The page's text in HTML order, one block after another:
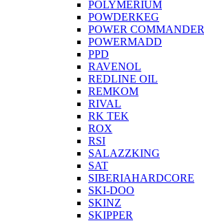
POLYMERIUM
POWDERKEG
POWER COMMANDER
POWERMADD
PPD
RAVENOL
REDLINE OIL
REMKOM
RIVAL
RK TEK
ROX
RSI
SALAZZKING
SAT
SIBERIAHARDCORE
SKI-DOO
SKINZ
SKIPPER